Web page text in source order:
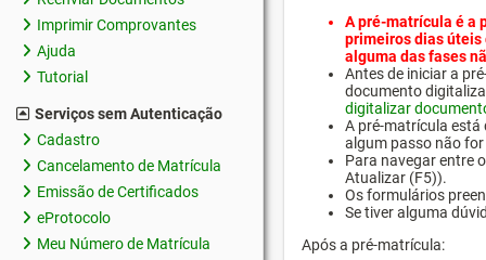
Imprimir Comprovantes
Ajuda
Tutorial
Serviços sem Autenticação
Cadastro
Cancelamento de Matrícula
Emissão de Certificados
eProtocolo
Meu Número de Matrícula
A pré-matrícula é a
primeiros dias úteis
alguma das fases
Antes de iniciar a
documento
digitalizar
A pré-matrícula está
algum passo não
Para navegar entre
Atualizar (F5)).
Os formulários
Se tiver alguma
Após a pré-matrícula: